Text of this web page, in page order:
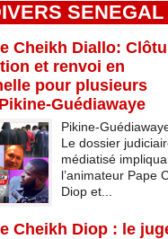
SENEGAL
Cheikh Diallo:
et renvoi en
pour plusieurs
Guédiawaye
Pikine-
Le dossier
médiatisé
l’animateur Pape
Diop et...
Cheikh Diop : le